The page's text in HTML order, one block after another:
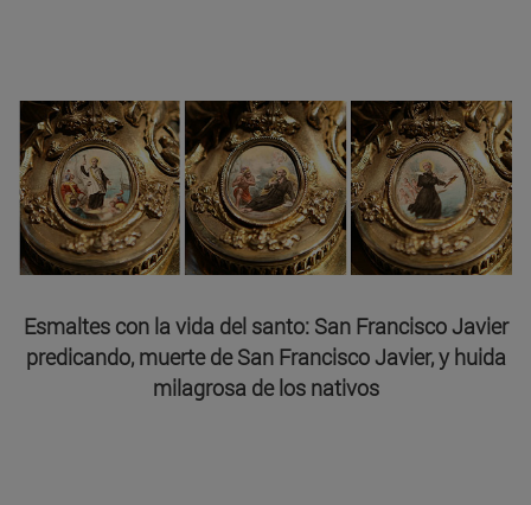
Esmaltes con la vida del santo: San Francisco Javier
predicando, muerte de San Francisco Javier, y huida
milagrosa de los nativos